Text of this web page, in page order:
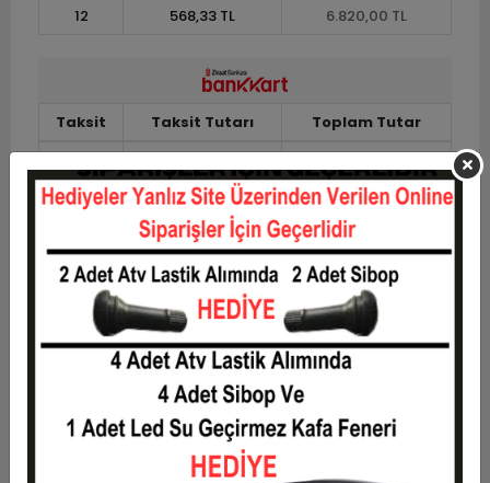
12
568,33 TL 6.820,00 TL
Taksit Taksit Tutarı
Toplam Tutar
2
2.750,00 TL
5.500,00 TL
1.961,67 TL
5.885,00 TL
4
1.498,75 TL
5.995,00 TL
1.221,00 TL
6.105,00 TL
6
1.035,83 TL
6.215,00 TL
903,57 TL
8
804,38 TL
6.435,00 TL
727,22 TL